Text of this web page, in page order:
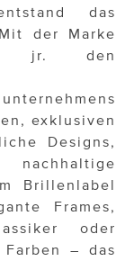
das
der Marke
jr. den
exklusiven
Designs,
Brillenlabel
Frames,
oder
– das